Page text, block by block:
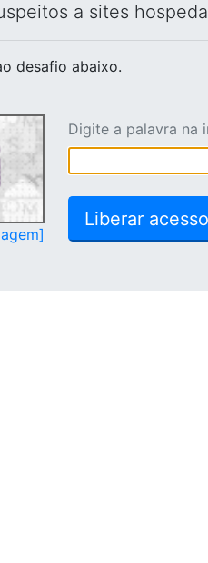
a sites
desafio abaixo.
Digite a palavra na